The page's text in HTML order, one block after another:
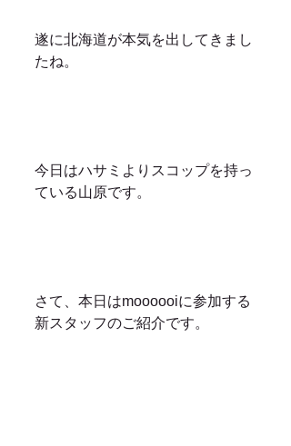
遂に北海道が本気を出してきまし
たね。
今日はハサミよりスコップを持っ
ている山原です。
さて、本日はmoooooiに参加する
新スタッフのご紹介です。